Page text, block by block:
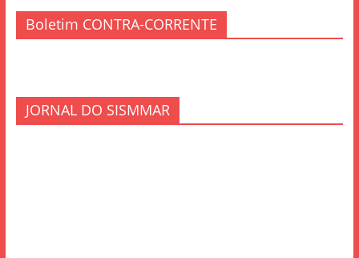
Boletim CONTRA-CORRENTE
JORNAL DO SISMMAR